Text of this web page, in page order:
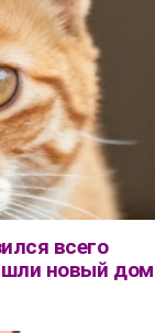
всего
новый дом